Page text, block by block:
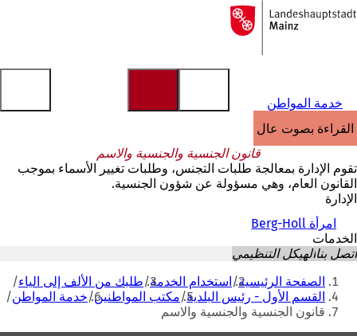
الانتقال إلى المحتوى
إلى
الصفحة
خدمة المواطن
القراءة بصوت عالٍ
قانون الجنسية والجنسية والاسم
تقوم الإدارة بمعالجة طلبات التجنس، وطلبات تغيير الأسماء بموجب
القانون العام، وهي مسؤولة عن شؤون الجنسية.
الإدارة
امرأة Berg-Holl
الخدمات
اتصل بناالهيكل التنظيمي
أنت
هنا
الصفحة الرئيسية استخدام الخدمة طلبك من الألف إلى الياء
القسم الأول - رئيس البلدية مكتب المواطنين خدمة المواطن
قانون الجنسية والجنسية والاسم